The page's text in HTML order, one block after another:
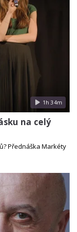
1h 34m
na celý
Přednáška Markéty